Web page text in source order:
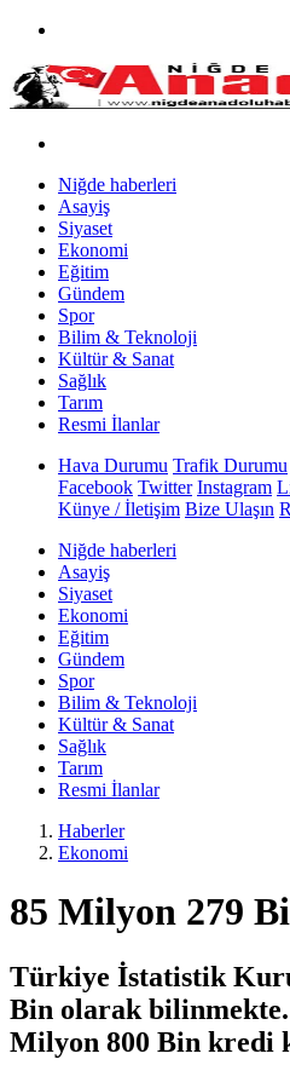
Niğde haberleri
Asayiş
Siyaset
Ekonomi
Eğitim
Gündem
Spor
Bilim & Teknoloji
Kültür & Sanat
Sağlık
Tarım
Resmi İlanlar
Hava Durumu Trafik Durumu
Facebook Twitter Instagram
Künye / İletişim Bize Ulaşın
Niğde haberleri
Asayiş
Siyaset
Ekonomi
Eğitim
Gündem
Spor
Bilim & Teknoloji
Kültür & Sanat
Sağlık
Tarım
Resmi İlanlar
Haberler
Ekonomi
85 Milyon 279
Türkiye İstatistik
Bin olarak bilinmekte.
Milyon 800 Bin kredi